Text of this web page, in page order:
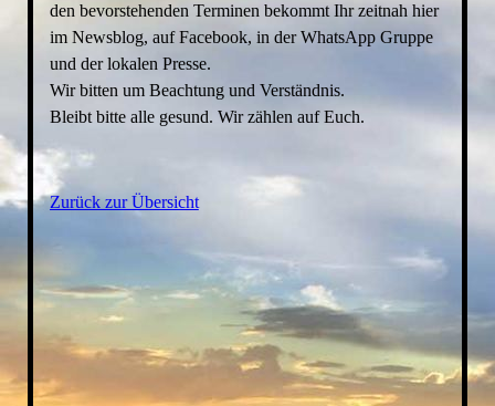
den bevorstehenden Terminen bekommt Ihr zeitnah hier
im Newsblog, auf Facebook, in der WhatsApp Gruppe
und der lokalen Presse.
Wir bitten um Beachtung und Verständnis.
Bleibt bitte alle gesund. Wir zählen auf Euch.
Zurück zur Übersicht